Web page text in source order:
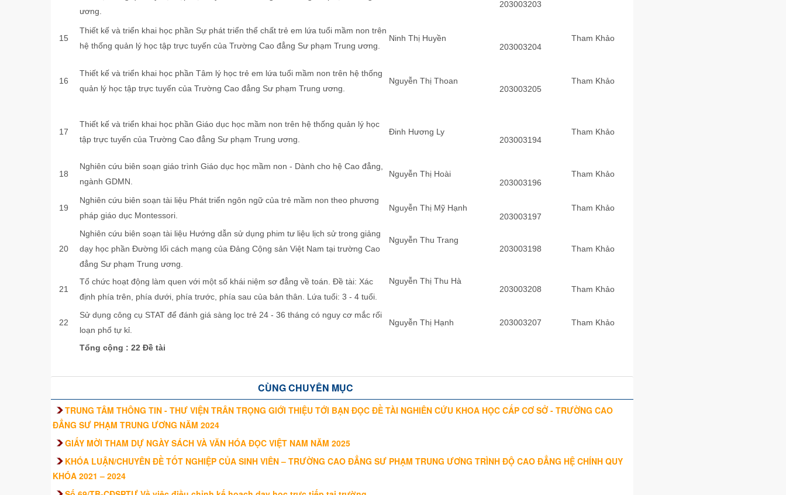
ương.
203003203
15
Thiết kế và triển khai học phần Sự phát triển thể chất trẻ em lứa tuổi mầm non trên
hệ thống quản lý học tập trực tuyến của Trường Cao đẳng Sư phạm Trung ương.
Ninh Thị Huyền
203003204
Tham Khảo
16
Thiết kế và triển khai học phần Tâm lý học trẻ em lứa tuổi mầm non trên hệ thống
quản lý học tập trực tuyến của Trường Cao đẳng Sư phạm Trung ương.
Nguyễn Thị Thoan
203003205
Tham Khảo
17
Thiết kế và triển khai học phần Giáo dục học mầm non trên hệ thống quản lý học
tập trực tuyến của Trường Cao đẳng Sư phạm Trung ương.
Đinh Hương Ly
203003194
Tham Khảo
18
Nghiên cứu biên soạn giáo trình Giáo dục học mầm non - Dành cho hệ Cao đẳng,
ngành GDMN.
Nguyễn Thị Hoài
203003196
Tham Khảo
19
Nghiên cứu biên soạn tài liệu Phát triển ngôn ngữ của trẻ mầm non theo phương
pháp giáo dục Montessori.
Nguyễn Thị Mỹ Hạnh
203003197
Tham Khảo
20
Nghiên cứu biên soạn tài liệu Hướng dẫn sử dụng phim tư liệu lịch sử trong giảng
dạy học phần Đường lối cách mạng của Đảng Cộng sản Việt Nam tại trường Cao
đẳng Sư phạm Trung ương.
Nguyễn Thu Trang
203003198
Tham Khảo
21
Tổ chức hoạt động làm quen với một số khái niệm sơ đẳng về toán. Đề tài: Xác
định phía trên, phía dưới, phía trước, phía sau của bản thân. Lứa tuổi: 3 - 4 tuổi.
Nguyễn Thị Thu Hà
203003208
Tham Khảo
22
Sử dụng công cụ STAT để đánh giá sàng lọc trẻ 24 - 36 tháng có nguy cơ mắc rối
loạn phổ tự kỉ.
Nguyễn Thị Hạnh 203003207 Tham Khảo
Tổng cộng : 22 Đề tài
CÙNG CHUYÊN MỤC
TRUNG TÂM THÔNG TIN - THƯ VIỆN TRÂN TRỌNG GIỚI THIỆU TỚI BẠN ĐỌC ĐỀ TÀI NGHIÊN CỨU KHOA HỌC CẤP CƠ SỞ - TRƯỜNG CAO
ĐẲNG SƯ PHẠM TRUNG ƯƠNG NĂM 2024
GIẤY MỜI THAM DỰ NGÀY SÁCH VÀ VĂN HÓA ĐỌC VIỆT NAM NĂM 2025
KHÓA LUẬN/CHUYÊN ĐỀ TỐT NGHIỆP CỦA SINH VIÊN – TRƯỜNG CAO ĐẲNG SƯ PHẠM TRUNG ƯƠNG TRÌNH ĐỘ CAO ĐẲNG HỆ CHÍNH QUY
KHÓA 2021 – 2024